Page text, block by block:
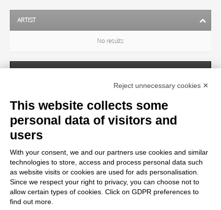
ARTIST
No results
OBJECT
LOCATION
No results
CENTURY
Reject unnecessary cookies ✕
This website collects some
personal data of visitors and
users
With your consent, we and our partners use cookies and similar
technologies to store, access and process personal data such
as website visits or cookies are used for ads personalisation.
Since we respect your right to privacy, you can choose not to
allow certain types of cookies. Click on GDPR preferences to
find out more.